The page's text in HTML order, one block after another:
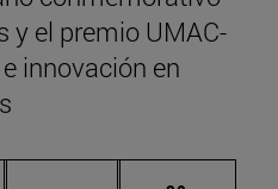
y el premio UMAC-
innovación en